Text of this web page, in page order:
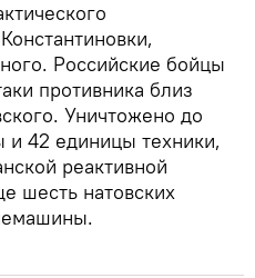
Российские бойцы
противника близ
Уничтожено до
и 42 единицы техники,
реактивной
шесть натовских